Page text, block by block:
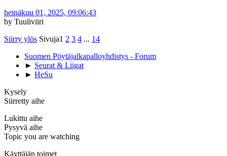
heinäkuu 01, 2025, 09:06:43
by Tuuliviiri
Siirry ylös Sivuja1 2 3 4 ... 14
Suomen Pöytäjalkapalloyhdistys - Forum
► Seurat & Liigat
► HeSu
Kysely
Siirretty aihe
Lukittu aihe
Pysyvä aihe
Topic you are watching
Käyttäjän toimet